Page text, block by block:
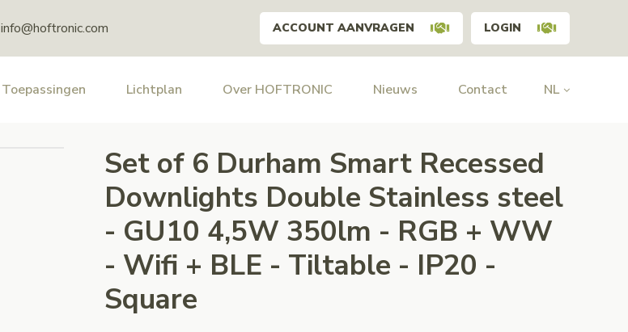
info@hoftronic.com ACCOUNT AANVRAGEN LOGIN
Toepassingen Lichtplan Over HOFTRONIC Nieuws Contact NL
Set of 6 Durham Smart Recessed
Downlights Double Stainless steel
- GU10 4,5W 350lm - RGB + WW
- Wifi + BLE - Tiltable - IP20 -
Square